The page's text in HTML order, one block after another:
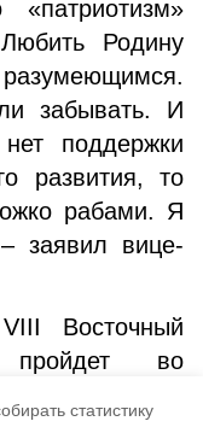
статистику
Родину
забывать. И
поддержки
развития, то
рабами. Я
заявил вице-
пройдет во